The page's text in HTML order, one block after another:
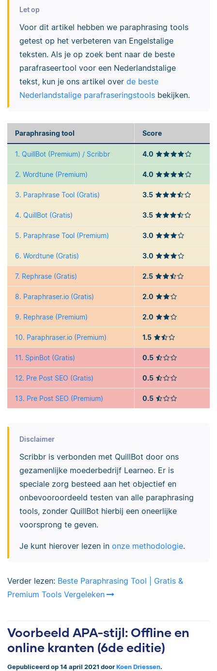
Let op
Voor dit artikel hebben we paraphrasing tools
getest op het verbeteren van Engelstalige
teksten. Als je op zoek bent naar de beste
parafraseertool voor een Nederlandstalige
tekst, kun je ons artikel over de beste
Nederlandstalige parafraseringstoolsbekijken.
Paraphrasing tool Score
1. QuillBot (Premium) / Scribbr 4.0
2. Wordtune (Premium) 4.0
3. Paraphrase Tool (Gratis) 3.5
4. QuillBot (Gratis) 3.5
5. Paraphrase Tool (Premium) 3.0
6. Wordtune (Gratis) 3.0
7. Rephrase (Gratis) 2.5
8. Paraphraser.io (Gratis) 2.0
9. Rephrase (Premium) 2.0
10. Paraphraser.io (Premium) 1.5
11. SpinBot (Gratis) 0.5
12. Pre Post SEO (Gratis) 0.5
13. Pre Post SEO (Premium) 0.5
Disclaimer
Scribbr is verbonden met QuillBot door ons
gezamenlijke moederbedrijf Learneo. Er is
speciale zorg besteed aan het objectief en
onbevooroordeeld testen van alle paraphrasing
tools, zonder QuillBot hierbij een oneerlijke
voorsprong te geven.
Je kunt hierover lezen in onze methodologie.
Verder lezen: Beste Paraphrasing Tool | Gratis &
Premium Tools Vergeleken
Voorbeeld APA-stijl: Offline en
online kranten (6de editie)
Gepubliceerd op 14 april 2021 door Koen Driessen.